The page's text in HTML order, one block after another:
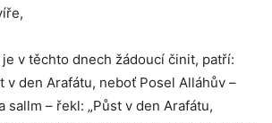
v těchto dnech žádoucí činit, patří:
v den Arafátu, neboť Posel Alláhův –
sallm – řekl: „Půst v den Arafátu,